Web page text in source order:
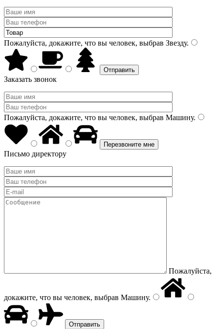
Пожалуйста, докажите, что вы человек, выбрав Звезду.
Заказать звонок
Пожалуйста, докажите, что вы человек, выбрав Машину.
Письмо директору
Пожалуйста,
докажите, что вы человек, выбрав Машину.